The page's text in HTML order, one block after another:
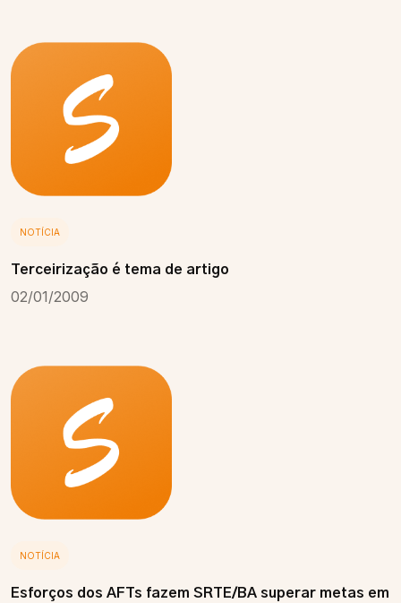
NOTÍCIA
Terceirização é tema de artigo
02/01/2009
NOTÍCIA
Esforços dos AFTs fazem SRTE/BA superar metas em